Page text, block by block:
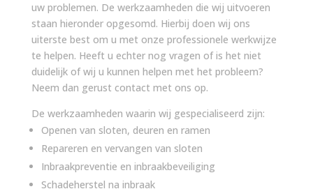
uw problemen. De werkzaamheden die wij uitvoeren
staan hieronder opgesomd. Hierbij doen wij ons
uiterste best om u met onze professionele werkwijze
te helpen. Heeft u echter nog vragen of is het niet
duidelijk of wij u kunnen helpen met het probleem?
Neem dan gerust contact met ons op.
De werkzaamheden waarin wij gespecialiseerd zijn:
Openen van sloten, deuren en ramen
Repareren en vervangen van sloten
Inbraakpreventie en inbraakbeveiliging
Schadeherstel na inbraak